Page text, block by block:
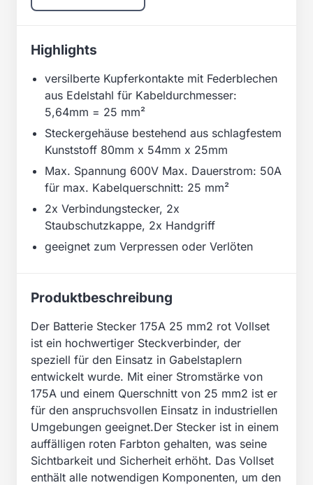
Highlights
versilberte Kupferkontakte mit Federblechen
aus Edelstahl für Kabeldurchmesser:
5,64mm = 25 mm²
Steckergehäuse bestehend aus schlagfestem
Kunststoff 80mm x 54mm x 25mm
Max. Spannung 600V Max. Dauerstrom: 50A
für max. Kabelquerschnitt: 25 mm²
2x Verbindungstecker, 2x
Staubschutzkappe, 2x Handgriff
geeignet zum Verpressen oder Verlöten
Produktbeschreibung
Der Batterie Stecker 175A 25 mm2 rot Vollset
ist ein hochwertiger Steckverbinder, der
speziell für den Einsatz in Gabelstaplern
entwickelt wurde. Mit einer Stromstärke von
175A und einem Querschnitt von 25 mm2 ist er
für den anspruchsvollen Einsatz in industriellen
Umgebungen geeignet.Der Stecker ist in einem
auffälligen roten Farbton gehalten, was seine
Sichtbarkeit und Sicherheit erhöht. Das Vollset
enthält alle notwendigen Komponenten, um den